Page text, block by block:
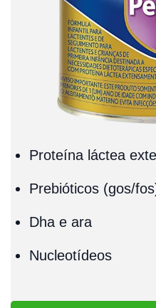
Proteína láctea
Prebióticos (gos/
Dha e ara
Nucleotídeos